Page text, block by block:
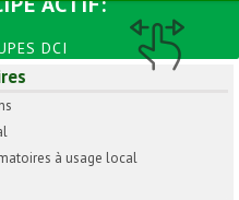
de
navigation
DCI
à usage local